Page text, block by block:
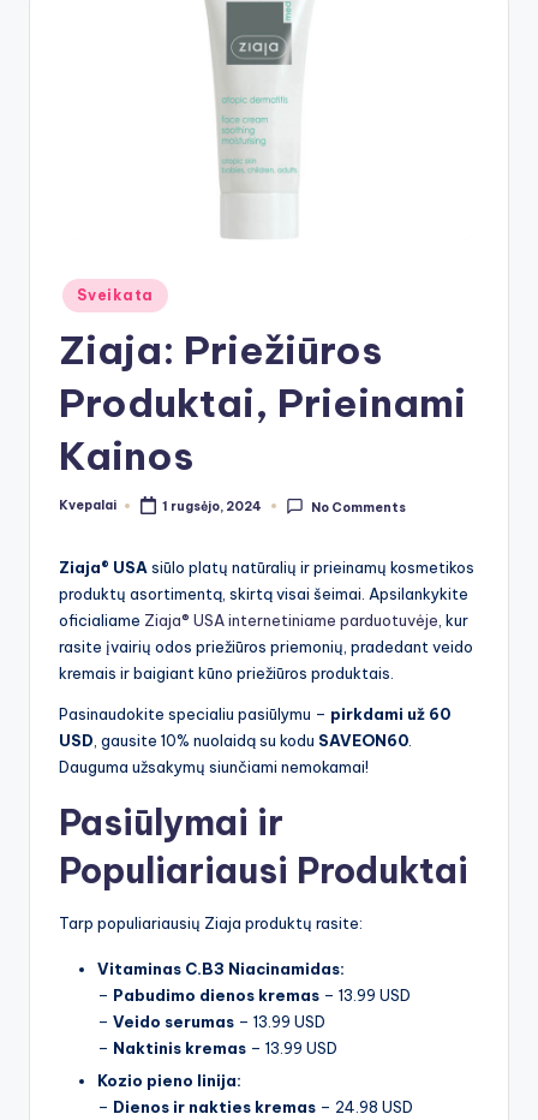
Posted
in
Sveikata
Ziaja: Priežiūros
Produktai, Prieinami
Kainos
Posted
Kvepalai 1 rugsėjo, 2024 No Comments
Ziaja® USA siūlo platų natūralių ir prieinamų kosmetikos
produktų asortimentą, skirtą visai šeimai. Apsilankykite
oficialiame Ziaja® USA internetiniame parduotuvėje , kur
rasite įvairių odos priežiūros priemonių, pradedant veido
kremais ir baigiant kūno priežiūros produktais.
Pasinaudokite specialiu pasiūlymu – pirkdami už 60
USD , gausite 10% nuolaidą su kodu SAVEON60
Dauguma užsakymų siunčiami nemokamai!
Pasiūlymai ir
Populiariausi Produktai
Tarp populiariausių Ziaja produktų rasite:
Vitaminas C.B3 Niacinamidas:
– Pabudimo dienos kremas – 13.99 USD
– Veido serumas – 13.99 USD
– Naktinis kremas – 13.99 USD
Kozio pieno linija:
– Dienos ir nakties kremas – 24.98 USD